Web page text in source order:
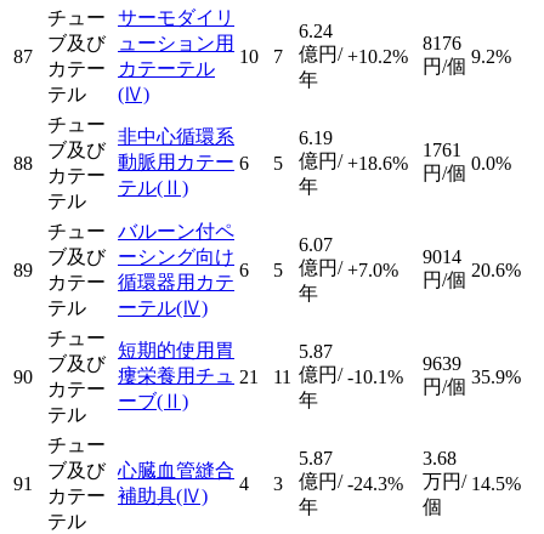
87
チュー
ブ及び
カテー
テル
サーモダイリ
ューション用
カテーテル
(Ⅳ)
10 7
6.24
億円/
年
+10.2%
8176
円/個 9.2%
88
チュー
ブ及び
カテー
テル
非中心循環系
動脈用カテー
テル(Ⅱ)
6 5
6.19
億円/
年
+18.6%
1761
円/個 0.0%
89
チュー
ブ及び
カテー
テル
バルーン付ペ
ーシング向け
循環器用カテ
ーテル(Ⅳ)
6 5
6.07
億円/
年
+7.0%
9014
円/個 20.6%
90
チュー
ブ及び
カテー
テル
短期的使用胃
瘻栄養用チュ
ーブ(Ⅱ)
21 11
5.87
億円/
年
-10.1%
9639
円/個 35.9%
91
チュー
ブ及び
カテー
テル
心臓血管縫合
補助具(Ⅳ)
4 3
5.87
億円/
年
-24.3%
3.68
万円/
個
14.5%